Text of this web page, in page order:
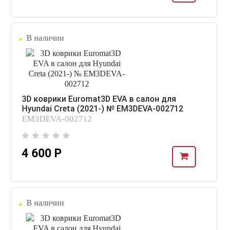
В наличии
3D коврики Euromat3D EVA в салон для
Hyundai Creta (2021-) № EM3DEVA-002712
EM3DEVA-002712
4 600 Р
В наличии